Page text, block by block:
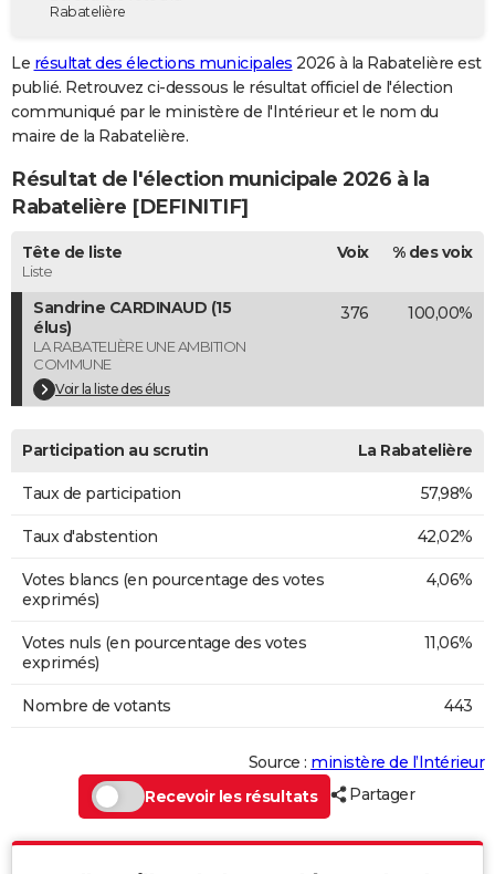
Destinations
City break
Voyage nature
Voyage de noces
Forum
GUIDES D'ACHAT
BONS PLANS
Carte de Noël
Carte Bonne année
Carte Saint-Valentin
Carte Pâques
Carte d'anniversaire
DICTIONNAIRE
Dictionnaire
Biographies
Citations
Expressions
Proverbes
PROGRAMME TV
COPAINS D'AVANT
S'inscrire
Se connecter
Lycées
Collèges
Primaires
Universités
Entreprises
Service militaire
Avis de recherche
AVIS DE DÉCÈS
FORUM
Rabatelière
Le résultat des élections municipales 2026 à la Rabatelière est
publié. Retrouvez ci-dessous le résultat officiel de l'élection
communiqué par le ministère de l'Intérieur et le nom du
maire de la Rabatelière.
Résultat de l'élection municipale 2026 à la
Rabatelière [DEFINITIF]
Tête de liste
Liste
Voix % des voix
Sandrine CARDINAUD (15
élus)
LA RABATELIÈRE UNE AMBITION
COMMUNE
Voir la liste des élus
376 100,00%
Participation au scrutin La Rabatelière
Taux de participation 57,98%
Taux d'abstention 42,02%
Votes blancs (en pourcentage des votes
exprimés)
4,06%
Votes nuls (en pourcentage des votes
exprimés)
11,06%
Nombre de votants 443
Source : ministère de l’Intérieur
Recevoir les résultats
Partager